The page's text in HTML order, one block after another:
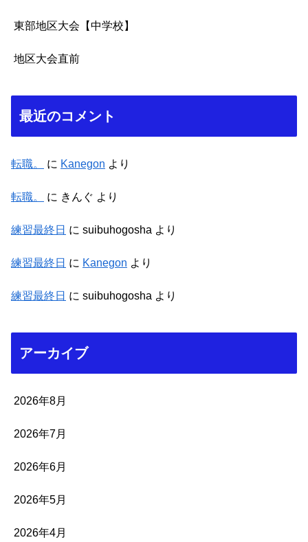
東部地区大会【中学校】
地区大会直前
最近のコメント
転職。 に Kanegon より
転職。 に きんぐ より
練習最終日 に suibuhogosha より
練習最終日 に Kanegon より
練習最終日 に suibuhogosha より
アーカイブ
2026年8月
2026年7月
2026年6月
2026年5月
2026年4月